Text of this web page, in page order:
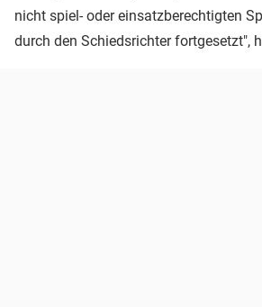
nicht spiel- oder einsatzberechtigten
durch den Schiedsrichter fortgesetzt",